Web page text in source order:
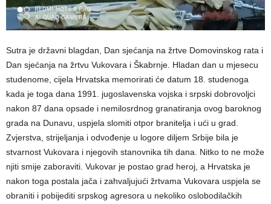
Sutra je državni blagdan, Dan sjećanja na žrtve Domovinskog rata i
Dan sjećanja na žrtvu Vukovara i Škabrnje. Hladan dan u mjesecu
studenome, cijela Hrvatska memorirati će datum 18. studenoga
kada je toga dana 1991. jugoslavenska vojska i srpski dobrovoljci
nakon 87 dana opsade i nemilosrdnog granatiranja ovog baroknog
grada na Dunavu, uspjela slomiti otpor branitelja i ući u grad.
Zvjerstva, strijeljanja i odvođenje u logore diljem Srbije bila je
stvarnost Vukovara i njegovih stanovnika tih dana. Nitko to ne može
njiti smije zaboraviti. Vukovar je postao grad heroj, a Hrvatska je
nakon toga postala jača i zahvaljujući žrtvama Vukovara uspjela se
obraniti i pobijediti srpskog agresora u nekoliko oslobodilačkih